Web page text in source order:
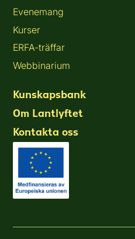
Evenemang
Kurser
ERFA-träffar
Webbinarium
Kunskapsbank
Om Lantlyftet
Kontakta oss